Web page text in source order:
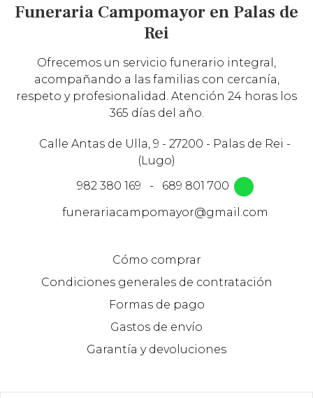
Funeraria Campomayor en Palas de
Rei
Ofrecemos un servicio funerario integral,
acompañando a las familias con cercanía,
respeto y profesionalidad. Atención 24 horas los
365 días del año.
Calle Antas de Ulla, 9 - 27200 - Palas de Rei -
(Lugo)
982 380 169
-
689 801 700
funerariacampomayor@gmail.com
Cómo comprar
Condiciones generales de contratación
Formas de pago
Gastos de envío
Garantía y devoluciones